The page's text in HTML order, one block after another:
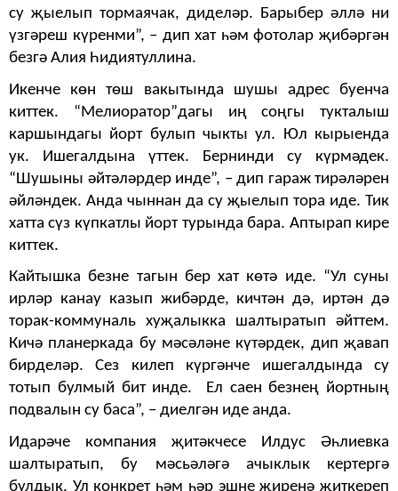
су җыелып тормаячак, диделәр. Барыбер әллә ни
үзгәреш күренми”, – дип хат һәм фотолар җибәргән
безгә Алия Һидиятуллина.
Икенче көн төш вакытында шушы адрес буенча
киттек. “Мелиоратор”дагы иң соңгы тукталыш
каршындагы йорт булып чыкты ул. Юл кырыенда
ук. Ишегалдына үттек. Бернинди су күрмәдек.
“Шушыны әйтәләрдер инде”, – дип гараж тирәләрен
әйләндек. Анда чыннан да су җыелып тора иде. Тик
хатта сүз күпкатлы йорт турында бара. Аптырап кире
киттек.
Кайтышка безне тагын бер хат көтә иде. “Ул суны
ирләр канау казып жибәрде, кичтән дә, иртән дә
торак-коммуналь хуҗалыкка шалтыратып әйттем.
Кичә планеркада бу мәсәләне күтәрдек, дип җавап
бирделәр. Сез килеп күргәнче ишегалдында су
тотып булмый бит инде. Ел саен безнең йортның
подвалын су баса”, – диелгән иде анда.
Идарәче компания җитәкчесе Илдус Әһлиевка
шалтыратып, бу мәсьәләгә ачыклык кертергә
булдык. Ул конкрет һәм һәр эшне җиренә җиткереп